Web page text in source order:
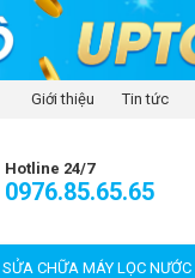
Giới thiệu Tin tức
Hotline 24/7
0976.85.65.65
SỬA CHỮA MÁY LỌC NƯỚC